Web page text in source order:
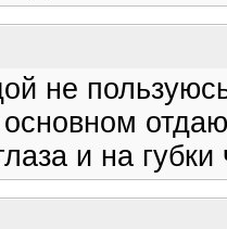
не
и на губки